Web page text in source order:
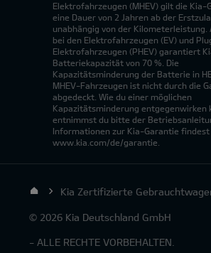
Elektrofahrzeugen (MHEV) gilt die Kia-
eine Dauer von 2 Jahren ab der
unabhängig von der Kilometerleistung.
bei den Elektrofahrzeugen (EV) und
Elektrofahrzeugen (PHEV) garantiert
Batteriekapazität von 70 %. Die
Kapazitätsminderung der Batterie in
MHEV-Fahrzeugen ist nicht durch die
abgedeckt. Wie du einer möglichen
Kapazitätsminderung entgegenwirken
entnimmst du bitte der
Informationen zur Kia-Garantie
www.kia.com/de/garantie.
Kia Zertifizierte
© 2026 Kia Deutschland GmbH
- ALLE RECHTE VORBEHALTEN.